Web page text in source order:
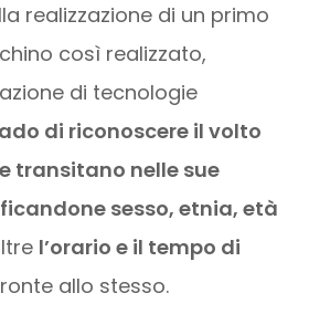
realizzazione di un primo
così realizzato,
di tecnologie
di riconoscere il volto
transitano nelle sue
sesso, etnia, età
l’orario e il tempo di
allo stesso.